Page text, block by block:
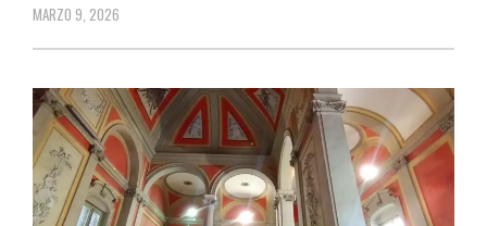
MARZO 9, 2026